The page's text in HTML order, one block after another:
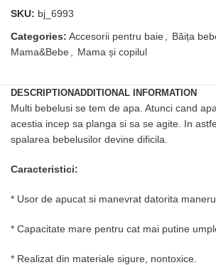
SKU: bj_6993
Categories: Accesorii pentru baie Băița
Mama&Bebe
Mama și copilul
DESCRIPTIONADDITIONAL INFORMATION
Multi bebelusi se tem de apa. Atunci cand
acestia incep sa planga si sa se agite. In
spalarea bebelusilor devine dificila.
Caracteristici:
* Usor de apucat si manevrat datorita
* Capacitate mare pentru cat mai putine
* Realizat din materiale sigure, nontoxice.